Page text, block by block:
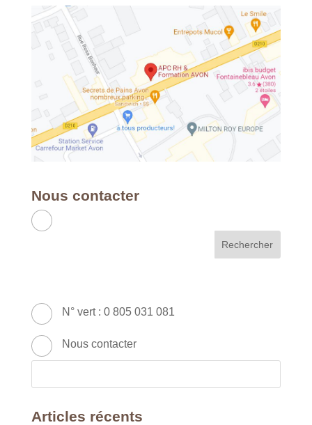
Nous contacter
49 Avenue Franklin Roosevelt - 77210
N° vert : 0 805 031 081
Nous contacter
Articles récents